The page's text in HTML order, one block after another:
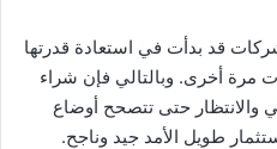
قد بدأت في استعادة قدرتها
مرة أخرى. وبالتالي فإن شراء
والانتظار حتى تتصحح أوضاع
طويل الأمد جيد وناجح.